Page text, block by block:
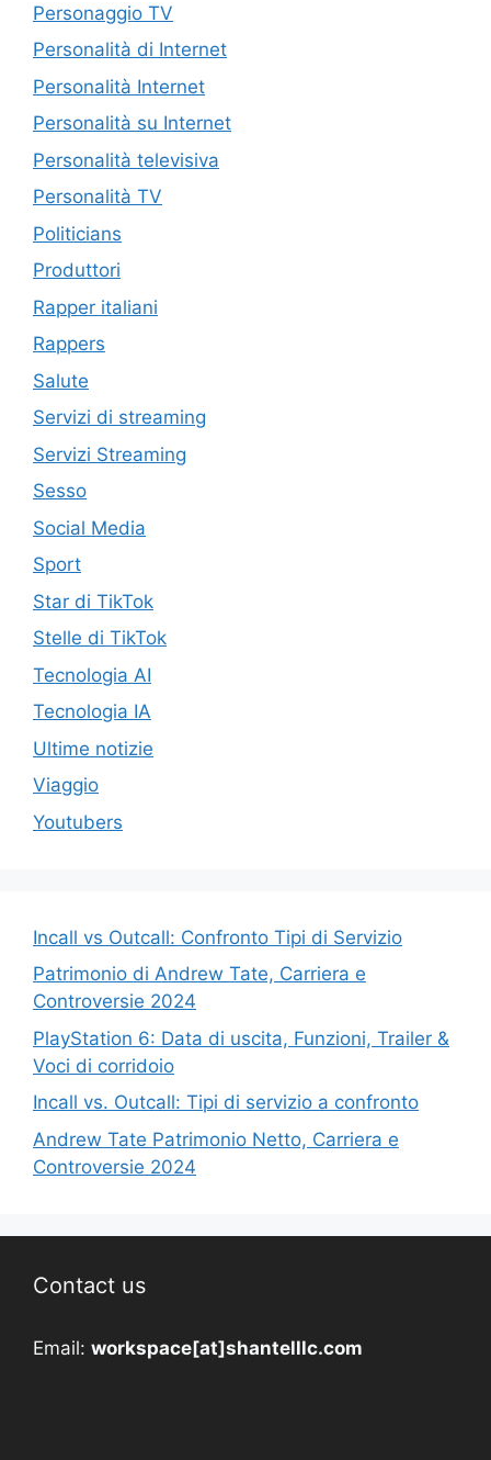
Personaggio TV
Personalità di Internet
Personalità Internet
Personalità su Internet
Personalità televisiva
Personalità TV
Politicians
Produttori
Rapper italiani
Rappers
Salute
Servizi di streaming
Servizi Streaming
Sesso
Social Media
Sport
Star di TikTok
Stelle di TikTok
Tecnologia AI
Tecnologia IA
Ultime notizie
Viaggio
Youtubers
Incall vs Outcall: Confronto Tipi di Servizio
Patrimonio di Andrew Tate, Carriera e
Controversie 2024
PlayStation 6: Data di uscita, Funzioni, Trailer &
Voci di corridoio
Incall vs. Outcall: Tipi di servizio a confronto
Andrew Tate Patrimonio Netto, Carriera e
Controversie 2024
Contact us
Email: workspace[at]shantelllc.com